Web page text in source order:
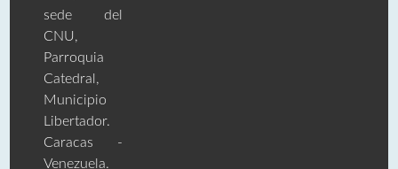
sede del
CNU,
Parroquia
Catedral,
Municipio
Libertador.
Caracas -
Venezuela.